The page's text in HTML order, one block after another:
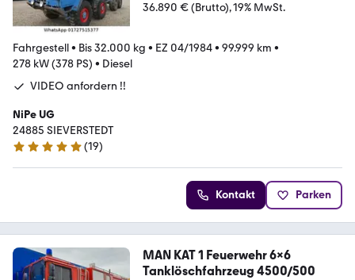
36.890 € (Brutto) 19% MwSt.
Fahrgestell• Bis 32.000 kg • EZ 04/1984• 99.999 km •
278 kW (378 PS) • Diesel
VIDEO anfordern !!
NiPe UG
24885 SIEVERSTEDT
5 Sterne
(19)
Kontakt Parken
MAN KAT 1 Feuerwehr 6x6
Tanklöschfahrzeug 4500/500